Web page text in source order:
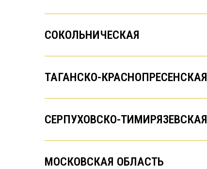
СОКОЛЬНИЧЕСКАЯ
ТАГАНСКО-КРАСНОПРЕСЕНСКАЯ
СЕРПУХОВСКО-ТИМИРЯЗЕВСКАЯ
МОСКОВСКАЯ ОБЛАСТЬ